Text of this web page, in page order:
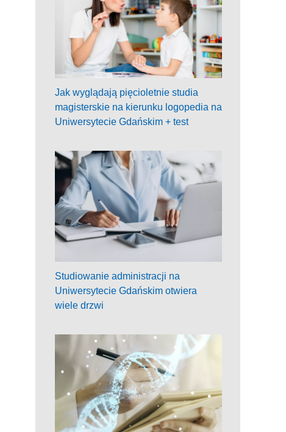
Jak wyglądają pięcioletnie studia
magisterskie na kierunku logopedia na
Uniwersytecie Gdańskim + test
Studiowanie administracji na
Uniwersytecie Gdańskim otwiera
wiele drzwi